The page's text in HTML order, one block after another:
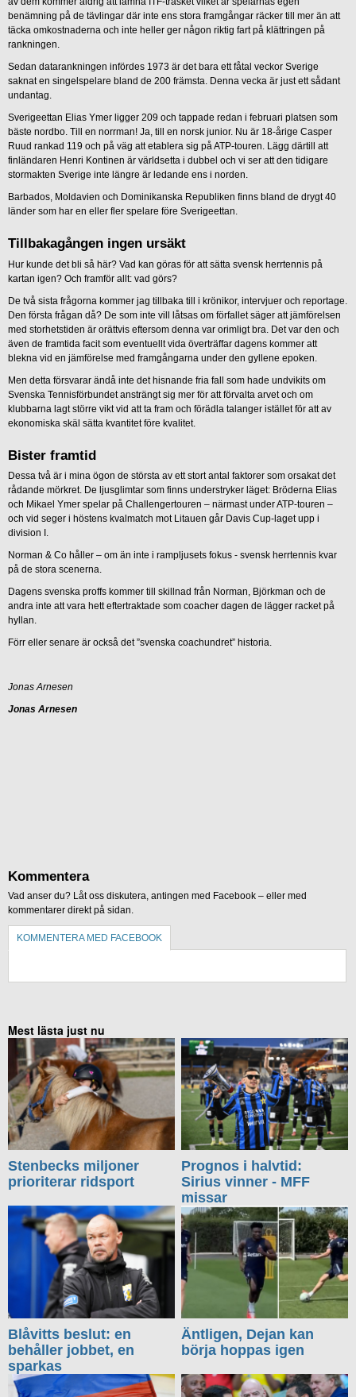
benämning på de tävlingar där inte ens stora framgångar räcker till mer än att
täcka omkostnaderna och inte heller ger någon riktig fart på klättringen på
rankningen.
Sedan datarankningen infördes 1973 är det bara ett fåtal veckor Sverige
saknat en singelspelare bland de 200 främsta. Denna vecka är just ett sådant
undantag.
Sverigeettan Elias Ymer ligger 209 och tappade redan i februari platsen som
bäste nordbo. Till en norrman! Ja, till en norsk junior. Nu är 18-årige Casper
Ruud rankad 119 och på väg att etablera sig på ATP-touren. Lägg därtill att
finländaren Henri Kontinen är världsetta i dubbel och vi ser att den tidigare
stormakten Sverige inte längre är ledande ens i norden.
Barbados, Moldavien och Dominikanska Republiken finns bland de drygt 40
länder som har en eller fler spelare före Sverigeettan.
Tillbakagången ingen ursäkt
Hur kunde det bli så här? Vad kan göras för att sätta svensk herrtennis på
kartan igen? Och framför allt: vad görs?
De två sista frågorna kommer jag tillbaka till i krönikor, intervjuer och reportage.
Den första frågan då? De som inte vill låtsas om förfallet säger att jämförelsen
med storhetstiden är orättvis eftersom denna var orimligt bra. Det var den och
även de framtida facit som eventuellt vida överträffar dagens kommer att
blekna vid en jämförelse med framgångarna under den gyllene epoken.
Men detta försvarar ändå inte det hisnande fria fall som hade undvikits om
Svenska Tennisförbundet ansträngt sig mer för att förvalta arvet och om
klubbarna lagt större vikt vid att ta fram och förädla talanger istället för att av
ekonomiska skäl sätta kvantitet före kvalitet.
Bister framtid
Dessa två är i mina ögon de största av ett stort antal faktorer som orsakat det
rådande mörkret. De ljusglimtar som finns understryker läget: Bröderna Elias
och Mikael Ymer spelar på Challengertouren – närmast under ATP-touren –
och vid seger i höstens kvalmatch mot Litauen går Davis Cup-laget upp i
division I.
Norman & Co håller – om än inte i rampljusets fokus - svensk herrtennis kvar
på de stora scenerna.
Dagens svenska proffs kommer till skillnad från Norman, Björkman och de
andra inte att vara hett eftertraktade som coacher dagen de lägger racket på
hyllan.
Förr eller senare är också det ”svenska coachundret” historia.
Jonas Arnesen
Jonas Arnesen
Kommentera
Vad anser du? Låt oss diskutera, antingen med Facebook – eller med
kommentarer direkt på sidan.
KOMMENTERA MED FACEBOOK
Mest lästa just nu
Stenbecks miljoner
prioriterar ridsport
Prognos i halvtid:
Sirius vinner - MFF
missar
Blåvitts beslut: en
behåller jobbet, en
sparkas
Äntligen, Dejan kan
börja hoppas igen